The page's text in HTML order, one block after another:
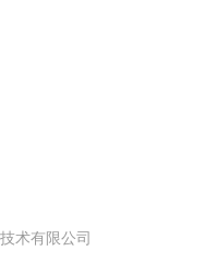
术有限公司